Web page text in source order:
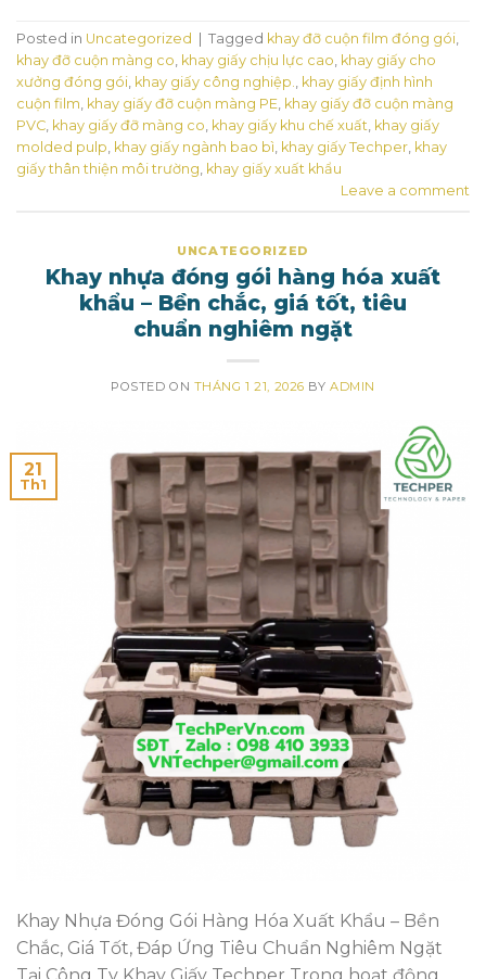
Posted in Uncategorized Tagged khay đỡ cuộn film đóng gói,
khay đỡ cuộn màng co, khay giấy chịu lực cao, khay giấy cho
xưởng đóng gói, khay giấy công nghiệp., khay giấy định hình
cuộn film, khay giấy đỡ cuộn màng PE, khay giấy đỡ cuộn màng
PVC, khay giấy đỡ màng co, khay giấy khu chế xuất, khay giấy
molded pulp, khay giấy ngành bao bì, khay giấy Techper, khay
giấy thân thiện môi trường, khay giấy xuất khẩu
Leave a comment
UNCATEGORIZED
Khay nhựa đóng gói hàng hóa xuất
khẩu – Bền chắc, giá tốt, tiêu
chuẩn nghiêm ngặt
POSTED ON THÁNG 1 21, 2026 BY ADMIN
21
Th1
Khay Nhựa Đóng Gói Hàng Hóa Xuất Khẩu – Bền
Chắc, Giá Tốt, Đáp Ứng Tiêu Chuẩn Nghiêm Ngặt